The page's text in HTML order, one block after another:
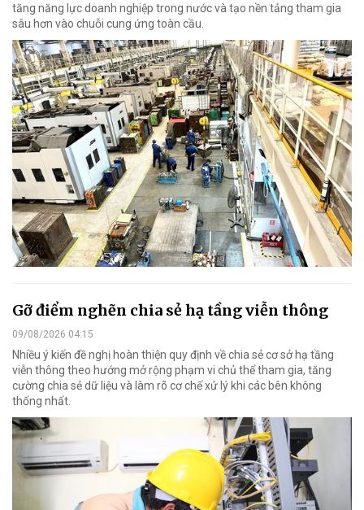
tăng năng lực doanh nghiệp trong nước và tạo nền tảng tham gia
sâu hơn vào chuỗi cung ứng toàn cầu.
Gỡ điểm nghẽn chia sẻ hạ tầng viễn thông
09/08/2026 04:15
Nhiều ý kiến đề nghị hoàn thiện quy định về chia sẻ cơ sở hạ tầng
viễn thông theo hướng mở rộng phạm vi chủ thể tham gia, tăng
cường chia sẻ dữ liệu và làm rõ cơ chế xử lý khi các bên không
thống nhất.